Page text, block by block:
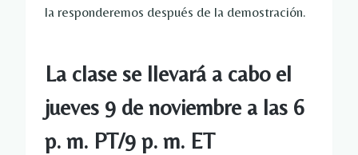
la responderemos después de la demostración.
La clase se llevará a cabo el
jueves 9 de noviembre a las 6
p. m. PT/9 p. m. ET